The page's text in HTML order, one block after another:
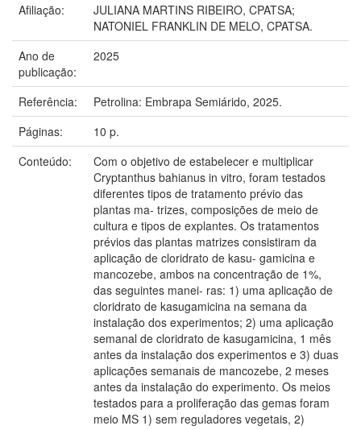
Afiliação:
JULIANA MARTINS RIBEIRO, CPATSA;
NATONIEL FRANKLIN DE MELO, CPATSA.
Ano de
publicação:
2025
Referência:
Petrolina: Embrapa Semiárido, 2025.
Páginas:
10 p.
Conteúdo:
Com o objetivo de estabelecer e multiplicar
Cryptanthus bahianus in vitro, foram testados
diferentes tipos de tratamento prévio das
plantas ma- trizes, composições de meio de
cultura e tipos de explantes. Os tratamentos
prévios das plantas matrizes consistiram da
aplicação de cloridrato de kasu- gamicina e
mancozebe, ambos na concentração de 1%,
das seguintes manei- ras: 1) uma aplicação de
cloridrato de kasugamicina na semana da
instalação dos experimentos; 2) uma aplicação
semanal de cloridrato de kasugamicina, 1 mês
antes da instalação dos experimentos e 3) duas
aplicações semanais de mancozebe, 2 meses
antes da instalação do experimento. Os meios
testados para a proliferação das gemas foram
meio MS 1) sem reguladores vegetais, 2)